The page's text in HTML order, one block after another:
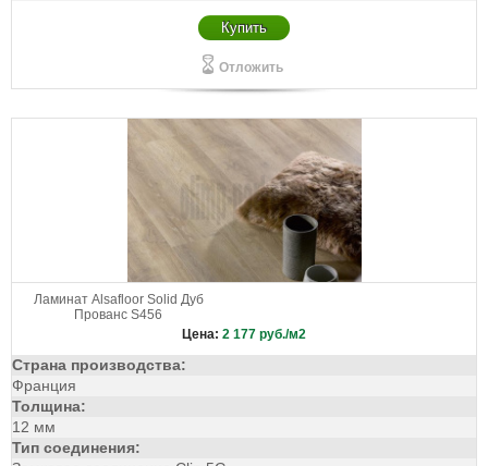
Купить
Отложить
Ламинат Alsafloor Solid Дуб
Прованс S456
Цена: 2 177 руб./м2
Страна производства:
Франция
Толщина:
12 мм
Тип соединения: